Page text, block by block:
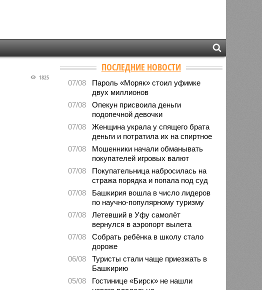
1825
ПОСЛЕДНИЕ НОВОСТИ
07/08
Пароль «Моряк» стоил уфимке
двух миллионов
07/08
Опекун присвоила деньги
подопечной девочки
07/08
Женщина украла у спящего брата
деньги и потратила их на спиртное
07/08
Мошенники начали обманывать
покупателей игровых валют
07/08
Покупательница набросилась на
стража порядка и попала под суд
07/08
Башкирия вошла в число лидеров
по научно-популярному туризму
07/08
Летевший в Уфу самолёт
вернулся в аэропорт вылета
07/08
Собрать ребёнка в школу стало
дороже
06/08
Туристы стали чаще приезжать в
Башкирию
05/08
Гостинице «Бирск» не нашли